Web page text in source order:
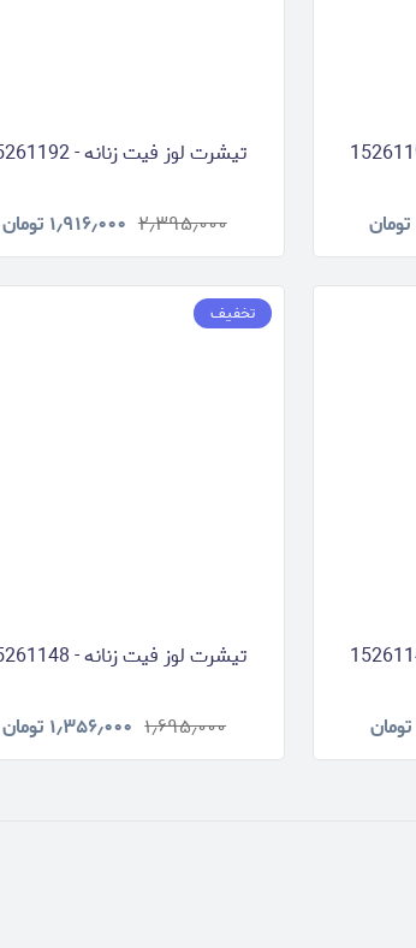
تومان
تیشرت لوز فیت زنانه - 15261192
۲٫۳۹۵٫۰۰۰ ۱٫۹۱۶٫۰۰۰ تومان
تومان
تخفیف
تیشرت لوز فیت زنانه - 15261148
۱٫۶۹۵٫۰۰۰ ۱٫۳۵۶٫۰۰۰ تومان